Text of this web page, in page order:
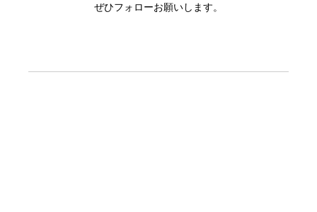
ぜひフォローお願いします。